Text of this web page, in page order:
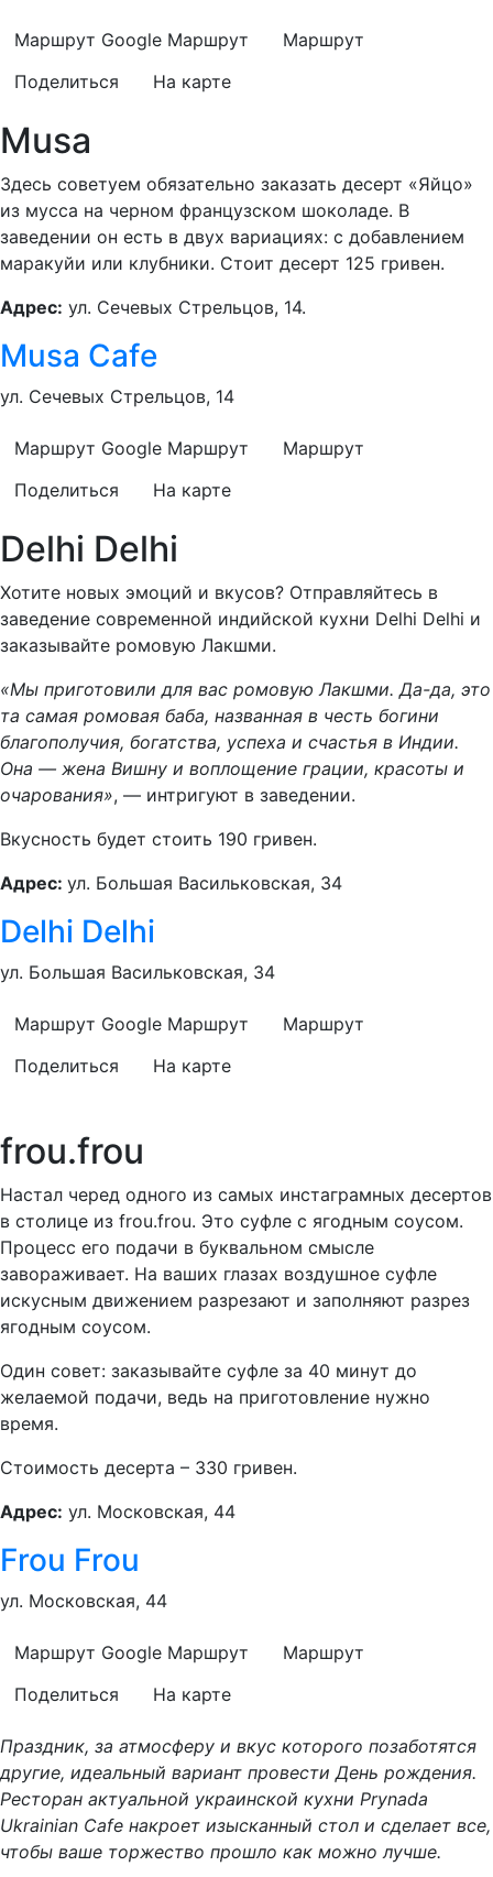
Маршрут Google Маршрут
Маршрут
Поделиться
На карте
Musa
Здесь советуем обязательно заказать десерт «Яйцо»
из мусса на черном французском шоколаде. В
заведении он есть в двух вариациях: с добавлением
маракуйи или клубники. Стоит десерт 125 гривен.
Адрес: ул. Сечевых Стрельцов, 14.
Musa Cafе
ул. Сечевых Стрельцов, 14
Маршрут Google Маршрут
Маршрут
Поделиться
На карте
Delhi Delhi
Хотите новых эмоций и вкусов? Отправляйтесь в
заведение современной индийской кухни Delhi Delhi и
заказывайте ромовую Лакшми.
«Мы приготовили для вас ромовую Лакшми. Да-да, это
та самая ромовая баба, названная в честь богини
благополучия, богатства, успеха и счастья в Индии.
Она — жена Вишну и воплощение грации, красоты и
очарования», — интригуют в заведении.
Вкусность будет стоить 190 гривен.
Адрес: ул. Большая Васильковская, 34
Delhi Delhi
ул. Большая Васильковская, 34
Маршрут Google Маршрут
Маршрут
Поделиться
На карте
frou.frou
Настал черед одного из самых инстаграмных десертов
в столице из frou.frou. Это суфле с ягодным соусом.
Процесс его подачи в буквальном смысле
завораживает. На ваших глазах воздушное суфле
искусным движением разрезают и заполняют разрез
ягодным соусом.
Один совет: заказывайте суфле за 40 минут до
желаемой подачи, ведь на приготовление нужно
время.
Стоимость десерта – 330 гривен.
Адрес: ул. Московская, 44
Frou Frou
ул. Московская, 44
Маршрут Google Маршрут
Маршрут
Поделиться
На карте
Праздник, за атмосферу и вкус которого позаботятся
другие, идеальный вариант провести День рождения.
Ресторан актуальной украинской кухни Prynada
Ukrainian Cafe накроет изысканный стол и сделает все,
чтобы ваше торжество прошло как можно лучше.